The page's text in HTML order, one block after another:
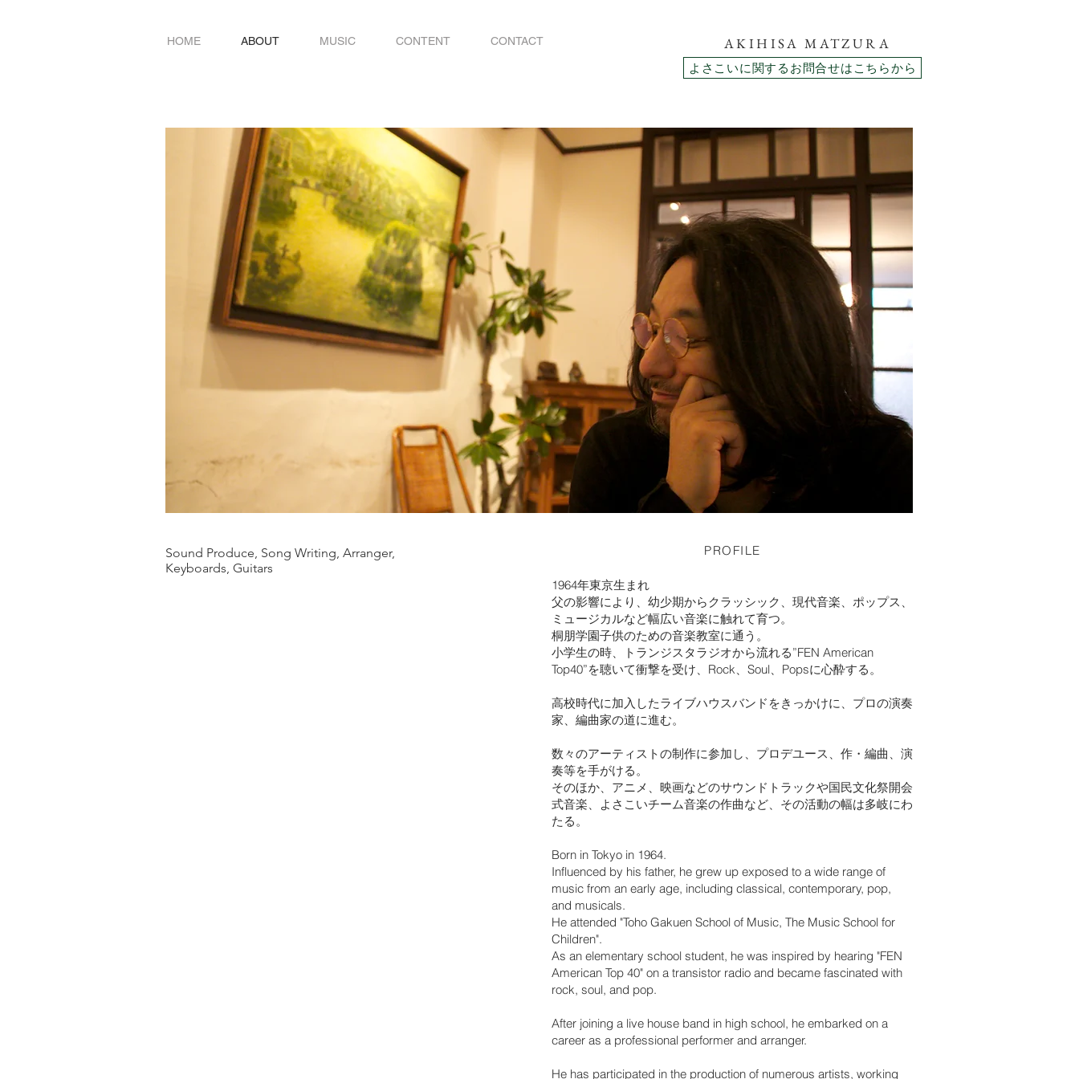
HOME ABOUT MUSIC CONTENT CONTACT AKIHISA MATZURA
よさこいに関するお問合せはこちらから
Sound Produce, Song Writing, Arranger,
Keyboards, Guitars
PROFILE
1964年東京生まれ
父の影響により、幼少期からクラッシック、現代音楽、ポップス、
ミュージカルなど幅広い音楽に触れて育つ。
桐朋学園子供のための音楽教室に通う。
小学生の時、トランジスタラジオから流れる”FEN American
Top40”を聴いて衝撃を受け、Rock、Soul、Popsに心酔する。
高校時代に加入したライブハウスバンドをきっかけに、プロの演奏
家、編曲家の道に進む。
数々のアーティストの制作に参加し、プロデユース、作・編曲、演
奏等を手がける。
そのほか、アニメ、映画などのサウンドトラックや国民文化祭開会
式音楽、よさこいチーム音楽の作曲など、その活動の幅は多岐にわ
たる。
Born in Tokyo in 1964.
Influenced by his father, he grew up exposed to a wide range of
music from an early age, including classical, contemporary, pop,
and musicals.
He attended "Toho Gakuen School of Music, The Music School for
Children".
As an elementary school student, he was inspired by hearing "FEN
American Top 40" on a transistor radio and became fascinated with
rock, soul, and pop.
After joining a live house band in high school, he embarked on a
career as a professional performer and arranger.
He has participated in the production of numerous artists, working